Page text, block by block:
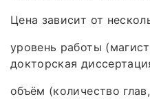
Цена зависит от
уровень работы
докторская
объём (количество